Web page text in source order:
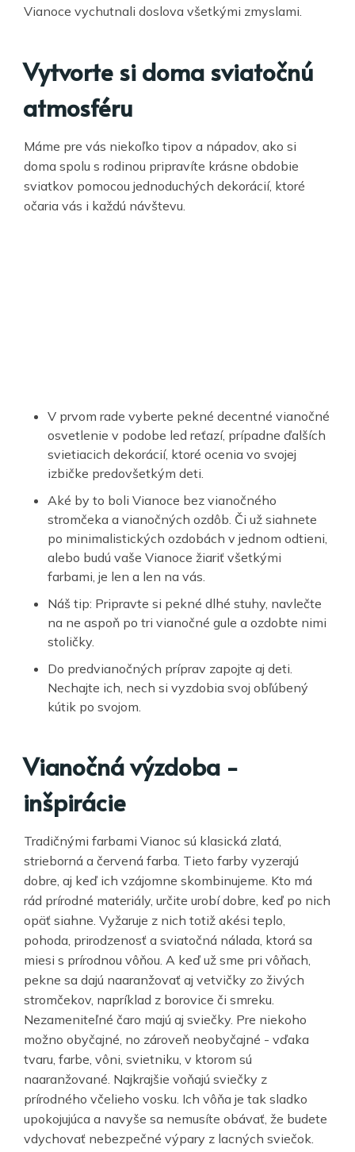
Vianoce vychutnali doslova všetkými zmyslami.
Vytvorte si doma sviatočnú
atmosféru
Máme pre vás niekoľko tipov a nápadov, ako si
doma spolu s rodinou pripravíte krásne obdobie
sviatkov pomocou jednoduchých dekorácií, ktoré
očaria vás i každú návštevu.
V prvom rade vyberte pekné decentné vianočné
osvetlenie v podobe led reťazí, prípadne ďalších
svietiacich dekorácií, ktoré ocenia vo svojej
izbičke predovšetkým deti.
Aké by to boli Vianoce bez vianočného
stromčeka a vianočných ozdôb. Či už siahnete
po minimalistických ozdobách v jednom odtieni,
alebo budú vaše Vianoce žiariť všetkými
farbami, je len a len na vás.
Náš tip: Pripravte si pekné dlhé stuhy, navlečte
na ne aspoň po tri vianočné gule a ozdobte nimi
stoličky.
Do predvianočných príprav zapojte aj deti.
Nechajte ich, nech si vyzdobia svoj obľúbený
kútik po svojom.
Vianočná výzdoba -
inšpirácie
Tradičnými farbami Vianoc sú klasická zlatá,
strieborná a červená farba. Tieto farby vyzerajú
dobre, aj keď ich vzájomne skombinujeme. Kto má
rád prírodné materiály, určite urobí dobre, keď po nich
opäť siahne. Vyžaruje z nich totiž akési teplo,
pohoda, prirodzenosť a sviatočná nálada, ktorá sa
miesi s prírodnou vôňou. A keď už sme pri vôňach,
pekne sa dajú naaranžovať aj vetvičky zo živých
stromčekov, napríklad z borovice či smreku.
Nezameniteľné čaro majú aj sviečky. Pre niekoho
možno obyčajné, no zároveň neobyčajné - vďaka
tvaru, farbe, vôni, svietniku, v ktorom sú
naaranžované. Najkrajšie voňajú sviečky z
prírodného včelieho vosku. Ich vôňa je tak sladko
upokojujúca a navyše sa nemusíte obávať, že budete
vdychovať nebezpečné výpary z lacných sviečok.